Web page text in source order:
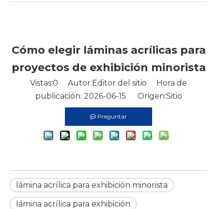
Cómo elegir láminas acrílicas para
proyectos de exhibición minorista
Vistas:0 Autor:Editor del sitio Hora de
publicación: 2026-06-15 Origen:Sitio
Preguntar
lámina acrílica para exhibición minorista
lámina acrílica para exhibición